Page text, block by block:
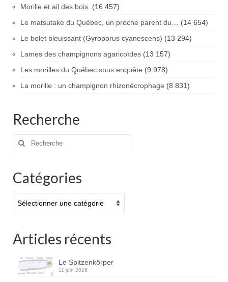
Morille et ail des bois. (16 457)
Le matsutake du Québec, un proche parent du… (14 654)
Le bolet bleuissant (Gyroporus cyanescens) (13 294)
Lames des champignons agaricoïdes (13 157)
Les morilles du Québec sous enquête (9 978)
La morille : un champignon rhizonécrophage (8 831)
Recherche
Rechercher
Catégories
Articles récents
Le Spitzenkörper
11 juin 2026